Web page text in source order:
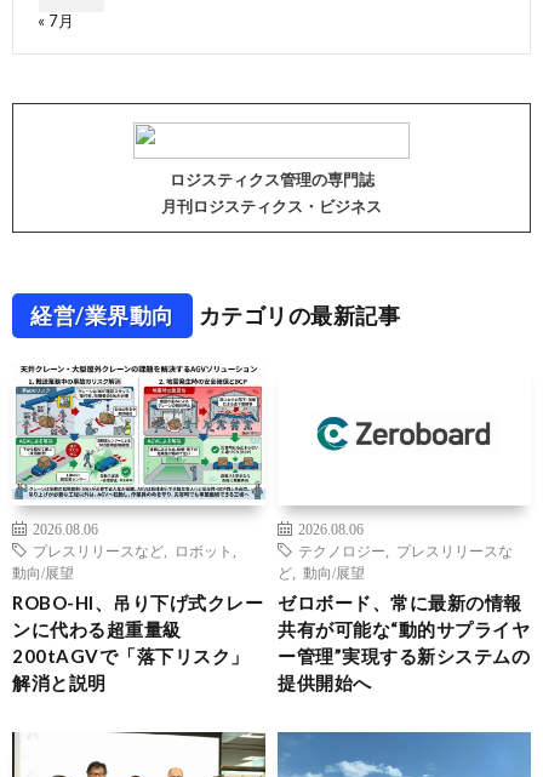
« 7月
ロジスティクス管理の専門誌
月刊ロジスティクス・ビジネス
経営/業界動向 カテゴリの最新記事
2026.08.06
プレスリリースなど
ロボット
動向/展望
ROBO-HI、吊り下げ式クレー
ンに代わる超重量級
200tAGVで「落下リスク」
解消と説明
2026.08.06
テクノロジー
プレスリリースな
ど
動向/展望
ゼロボード、常に最新の情報
共有が可能な“動的サプライヤ
ー管理”実現する新システムの
提供開始へ